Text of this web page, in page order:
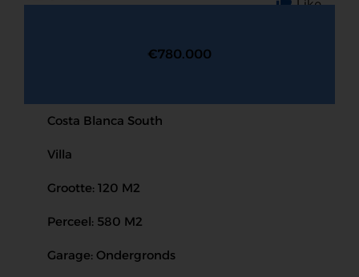
Like
€780.000
Costa Blanca South
Villa
Grootte: 120 M2
Perceel: 580 M2
Garage: Ondergronds